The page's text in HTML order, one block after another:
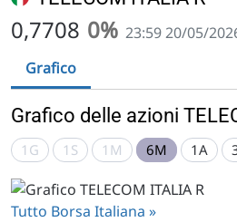
0,7708 0% 23:59 20/05/
Grafico
Grafico delle azioni
1G 1S 1M 6M 1A
Tutto Borsa Italiana »